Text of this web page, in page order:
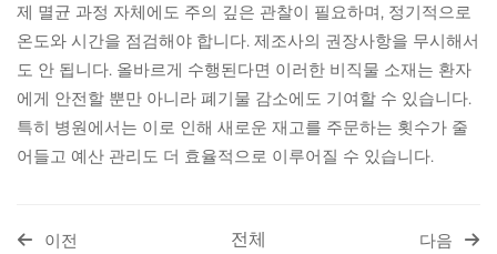
제 멸균 과정 자체에도 주의 깊은 관찰이 필요하며, 정기적으로
온도와 시간을 점검해야 합니다. 제조사의 권장사항을 무시해서
도 안 됩니다. 올바르게 수행된다면 이러한 비직물 소재는 환자
에게 안전할 뿐만 아니라 폐기물 감소에도 기여할 수 있습니다.
특히 병원에서는 이로 인해 새로운 재고를 주문하는 횟수가 줄
어들고 예산 관리도 더 효율적으로 이루어질 수 있습니다.
이전 전체 다음